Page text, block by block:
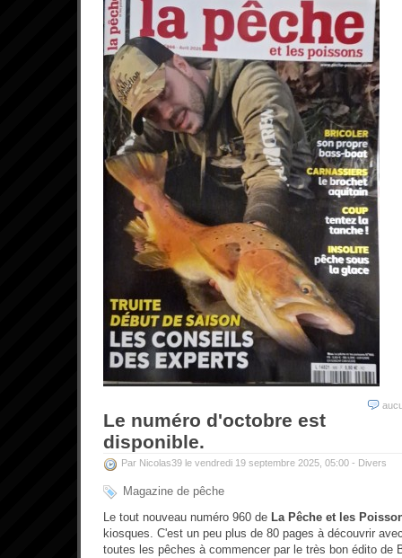
Le numéro d'octobre est
disponible.
Par Nicolas39 le vendredi 19 septembre 2025, 05:00 - Divers
Magazine de pêche
Le tout nouveau numéro 960 de La Pêche et les
kiosques. C'est un peu plus de 80 pages à découvrir
toutes les pêches à commencer par le très bon édito de